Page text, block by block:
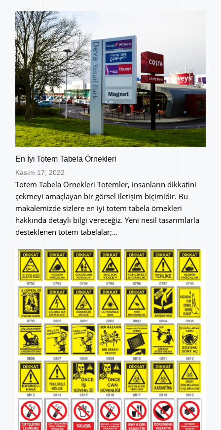
En İyi Totem Tabela Örnekleri
Kasım 17, 2022
Totem Tabela Örnekleri Totemler, insanların dikkatini
çekmeyi amaçlayan bir görsel iletişim biçimidir. Bu
makalemizde sizlere en iyi totem tabela örnekleri
hakkında detaylı bilgi vereceğiz. Yeni nesil tasarımlarla
desteklenen totem tabelalar;…